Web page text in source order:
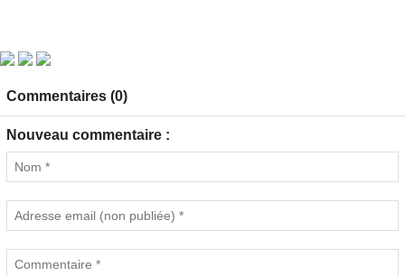
Commentaires (0)
Nouveau commentaire :